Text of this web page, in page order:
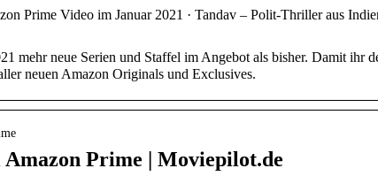
Prime Video im Januar 2021 · Tandav – Polit-Thriller aus
mehr neue Serien und Staffel im Angebot als bisher. Damit ihr
neuen Amazon Originals und Exclusives.
Amazon Prime | Moviepilot.de